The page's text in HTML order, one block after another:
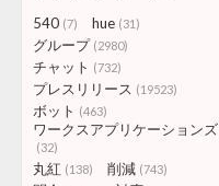
540 (7) hue (31)
グループ (2980)
チャット (732)
プレスリリース (19523)
ボット (463)
ワークスアプリケーションズ
(32)
丸紅 (138) 削減 (743)